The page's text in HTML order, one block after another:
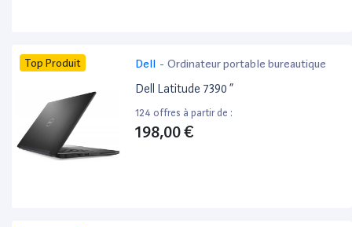
Top Produit Dell - Ordinateur portable bureautique
Dell Latitude 7390 ”
124 offres à partir de :
198,00 €